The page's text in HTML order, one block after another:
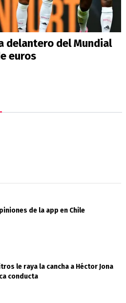
delantero del Mundial
euros
de la app en Chile
le raya la cancha a Héctor Jona
conducta